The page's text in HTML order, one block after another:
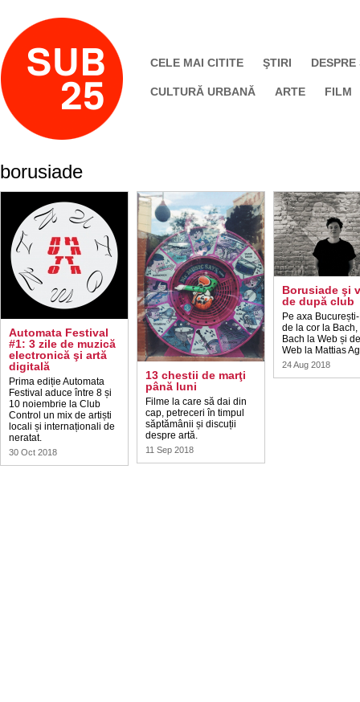
CELE MAI CITITE ŞTIRI DESPRE
CULTURĂ URBANĂ ARTE FILM
borusiade
Automata Festival
#1: 3 zile de muzică
electronică şi artă
digitală
Prima ediție Automata
Festival aduce între 8 și
10 noiembrie la Club
Control un mix de artiști
locali și internaționali de
neratat.
30 Oct 2018
13 chestii de marţi
până luni
Filme la care să dai din
cap, petreceri în timpul
săptămânii și discuții
despre artă.
11 Sep 2018
Borusiade şi
de după club
Pe axa
de la cor la Bach,
Bach la Web și
Web la Mattias
24 Aug 2018